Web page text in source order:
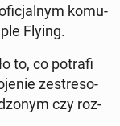
ko­mu­
Flying.
to, co potrafi
ze­stre­so­
czy roz­